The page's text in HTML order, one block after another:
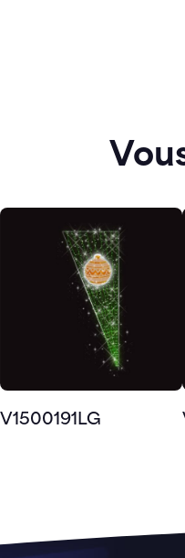
V1500191LG